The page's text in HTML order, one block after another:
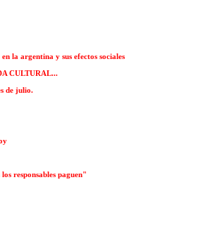
la argentina y sus efectos sociales
CULTURAL...
de julio.
responsables paguen"